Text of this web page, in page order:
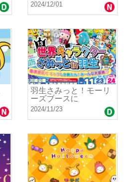
2024/12/01
羽生さみっと！モーリ
ーズブースに
2024/11/23